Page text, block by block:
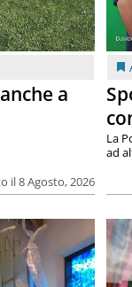
a
il 8 Agosto, 2026
La
ad